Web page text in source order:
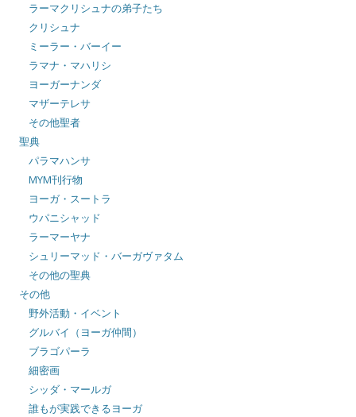
ラーマクリシュナの弟子たち
クリシュナ
ミーラー・バーイー
ラマナ・マハリシ
ヨーガーナンダ
マザーテレサ
その他聖者
聖典
パラマハンサ
MYM刊行物
ヨーガ・スートラ
ウパニシャッド
ラーマーヤナ
シュリーマッド・バーガヴァタム
その他の聖典
その他
野外活動・イベント
グルバイ（ヨーガ仲間）
ブラゴパーラ
細密画
シッダ・マールガ
誰もが実践できるヨーガ